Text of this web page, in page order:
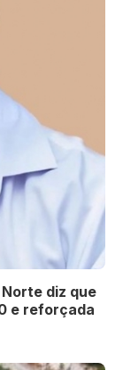
diz que
e reforçada